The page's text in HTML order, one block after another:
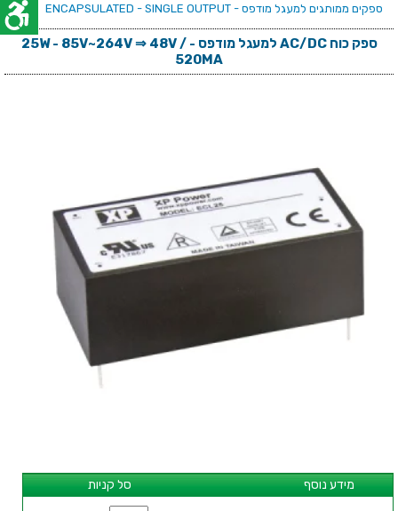
ספקים ממותגים למעגל מודפס - ENCAPSULATED - SINGLE OUTPUT
ספק כוח AC/DC למעגל מודפס - 25W - 85V~264V ⇒ 48V /
520MA
סל קניות מידע נוסף